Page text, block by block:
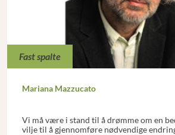
Fast spalte
Mariana Mazzucato
Vi må være i stand til å drømme om en
vilje til å gjennomføre nødvendige